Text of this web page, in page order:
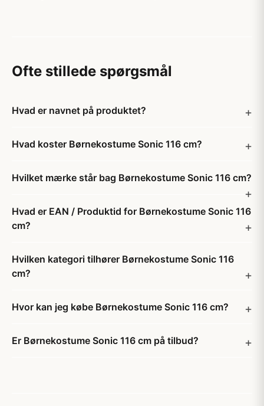
Ofte stillede spørgsmål
Hvad er navnet på produktet?
Hvad koster Børnekostume Sonic 116 cm?
Hvilket mærke står bag Børnekostume Sonic 116 cm?
Hvad er EAN / Produktid for Børnekostume Sonic 116
cm?
Hvilken kategori tilhører Børnekostume Sonic 116
cm?
Hvor kan jeg købe Børnekostume Sonic 116 cm?
Er Børnekostume Sonic 116 cm på tilbud?